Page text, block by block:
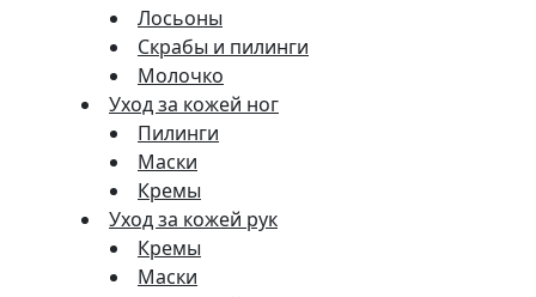
Лосьоны
Скрабы и пилинги
Молочко
Уход за кожей ног
Пилинги
Маски
Кремы
Уход за кожей рук
Кремы
Маски